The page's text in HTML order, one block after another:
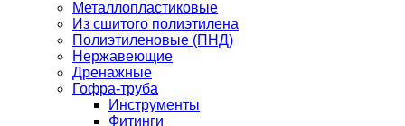
Металлопластиковые
Из сшитого полиэтилена
Полиэтиленовые (ПНД)
Нержавеющие
Дренажные
Гофра-труба
Инструменты
Фитинги